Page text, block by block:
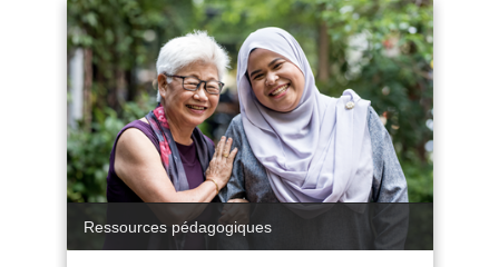
Catégorie
Ressources pédagogiques